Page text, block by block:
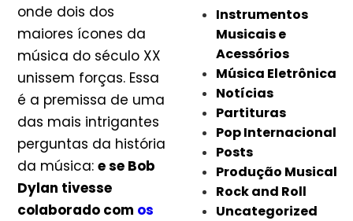
onde dois dos
maiores ícones da
música do século XX
unissem forças. Essa
é a premissa de uma
das mais intrigantes
perguntas da história
da música: e se Bob
Dylan tivesse
colaborado com os
Instrumentos
Musicais e
Acessórios
Música Eletrônica
Notícias
Partituras
Pop Internacional
Posts
Produção Musical
Rock and Roll
Uncategorized